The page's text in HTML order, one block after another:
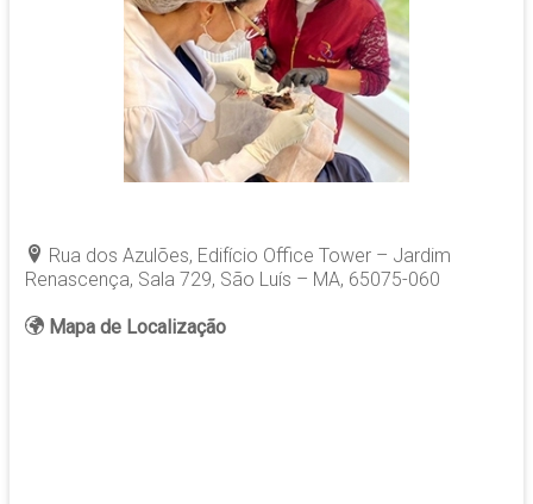
Rua dos Azulões, Edifício Office Tower – Jardim
Renascença, Sala 729, São Luís – MA, 65075-060
Mapa de Localização